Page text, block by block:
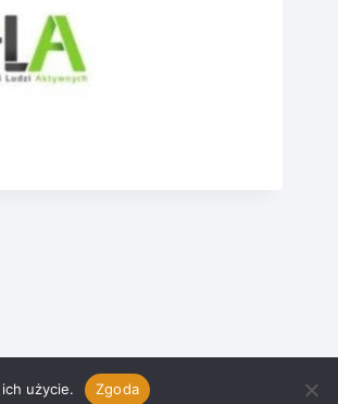
Created by
użycie. Zgoda